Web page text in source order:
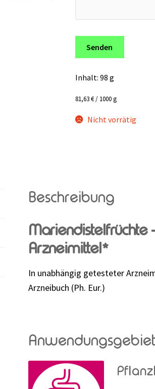
Inhalt: 98 g
81,63€/ 1000g
Nicht vorrätig
Beschreibung
Mariendistelfrüchte
Arzneimittel*
In unabhängig getesteter
Arzneibuch (Ph. Eur.)